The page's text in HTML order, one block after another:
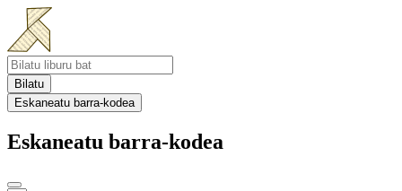
Bilatu
Eskaneatu barra-kodea
Eskaneatu barra-kodea